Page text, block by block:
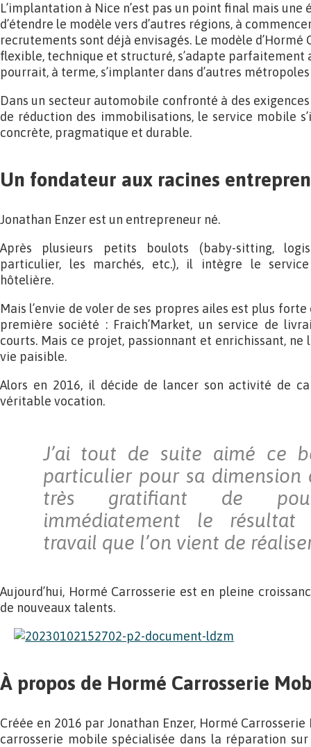
L’implantation à Nice n’est pas un point final mais une
d’étendre le modèle vers d’autres régions, à
recrutements sont déjà envisagés. Le modèle d’Hormé
flexible, technique et structuré, s’adapte parfaitement
pourrait, à terme, s’implanter dans d’autres
Dans un secteur automobile confronté à des
de réduction des immobilisations, le service mobile
concrète, pragmatique et durable.
Un fondateur aux racines
Jonathan Enzer est un entrepreneur né.
Après plusieurs petits boulots (baby-sitting,
particulier, les marchés, etc.), il intègre le
hôtelière.
Mais l’envie de voler de ses propres ailes est plus
première société : Fraich’Market, un service de
courts. Mais ce projet, passionnant et enrichissant,
vie paisible.
Alors en 2016, il décide de lancer son activité de
véritable vocation.
J’ai tout de suite aimé ce
particulier pour sa dimension
très gratifiant de
immédiatement le résultat
travail que l’on vient de
Aujourd’hui, Hormé Carrosserie est en pleine
de nouveaux talents.
À propos de Hormé Carrosserie
Créée en 2016 par Jonathan Enzer, Hormé
carrosserie mobile spécialisée dans la réparation